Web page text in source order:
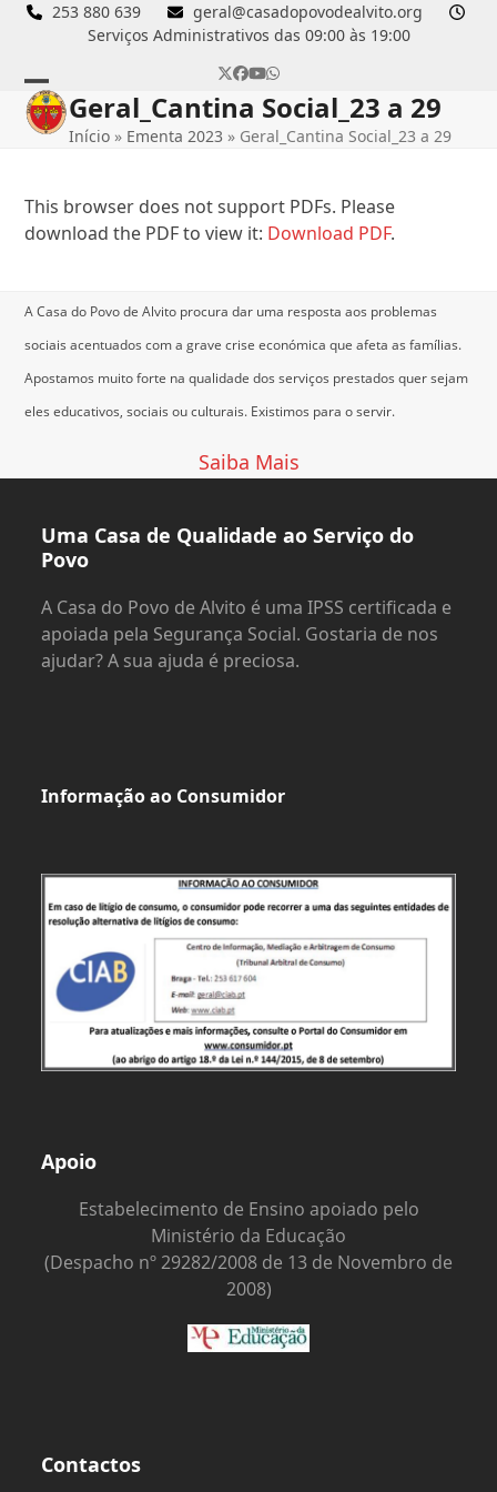
Skip
253 880 639
geral@casadopovodealvito.org
Serviços Administrativos das 09:00 às 19:00
Twitter
Facebook
YouTube
Whatsapp
Open
mobile
Close
mobile
Geral_Cantina Social_23 a 29
Início » Ementa 2023 » Geral_Cantina Social_23 a 29
This browser does not support PDFs. Please
download the PDF to view it: Download PDF.
A Casa do Povo de Alvito procura dar uma resposta aos problemas
sociais acentuados com a grave crise económica que afeta as famílias.
Apostamos muito forte na qualidade dos serviços prestados quer sejam
eles educativos, sociais ou culturais. Existimos para o servir.
Saiba Mais
Uma Casa de Qualidade ao Serviço do
Povo
A Casa do Povo de Alvito é uma IPSS certificada e
apoiada pela Segurança Social. Gostaria de nos
ajudar? A sua ajuda é preciosa.
Informação ao Consumidor
Apoio
Estabelecimento de Ensino apoiado pelo
Ministério da Educação
(Despacho nº 29282/2008 de 13 de Novembro de
2008)
Contactos